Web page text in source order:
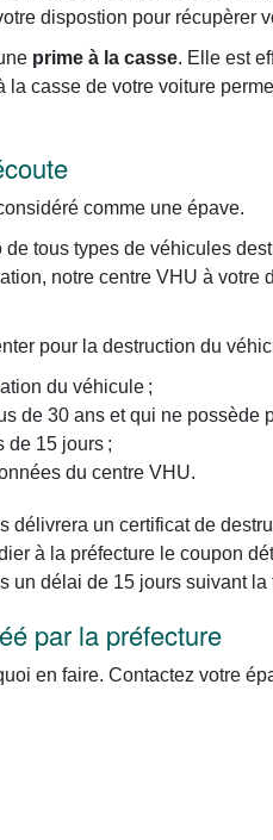
dispostion pour récupèrer
prime à la casse. Elle est
casse de votre voiture
comme une épave.
de tous types de véhicules
notre centre VHU à votre
pour la destruction du
du véhicule ;
de 30 ans et qui ne possède
de 15 jours ;
du centre VHU.
un certificat de
à la préfecture le coupon
un délai de 15 jours suivant
par la préfecture
en faire. Contactez votre